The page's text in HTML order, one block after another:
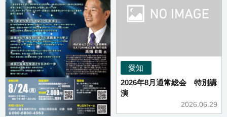
愛知
2026年8月通常総会 特別講
演
2026.06.29